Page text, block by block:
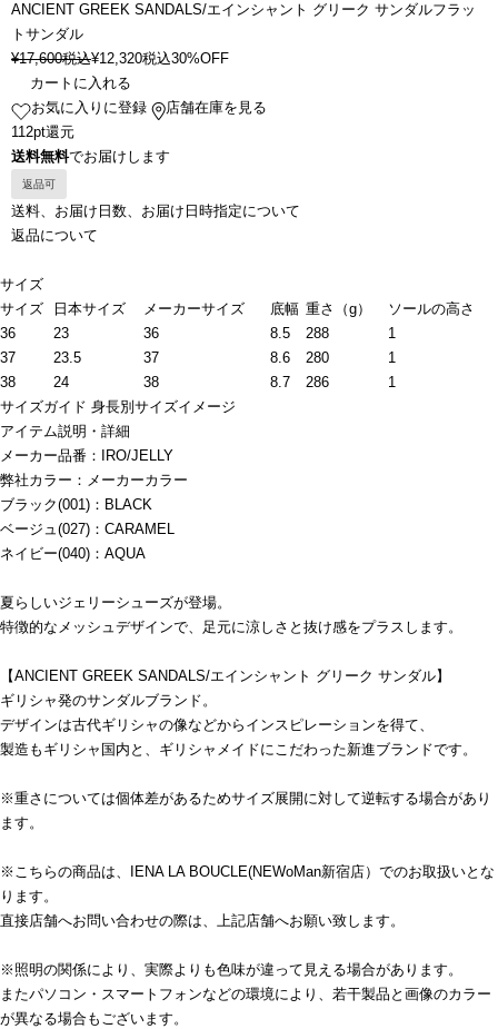
ANCIENT GREEK SANDALS/エインシャント グリーク サンダルフラッ
トサンダル
¥17,600税込¥12,320税込30%OFF
カートに入れる
お気に入りに登録
店舗在庫を見る
112pt還元
送料無料でお届けします
返品可
送料、お届け日数、お届け日時指定について
返品について
サイズ
サイズ
日本サイズ メーカーサイズ 底幅 重さ（g）
ソールの高さ
36
23 36 8.5 288
1
37
23.5 37 8.6 280
1
38
24 38 8.7 286
1
サイズガイド 身長別サイズイメージ
アイテム説明・詳細
メーカー品番：IRO/JELLY
弊社カラー：メーカーカラー
ブラック(001)：BLACK
ベージュ(027)：CARAMEL
ネイビー(040)：AQUA
夏らしいジェリーシューズが登場。
特徴的なメッシュデザインで、足元に涼しさと抜け感をプラスします。
【ANCIENT GREEK SANDALS/エインシャント グリーク サンダル】
ギリシャ発のサンダルブランド。
デザインは古代ギリシャの像などからインスピレーションを得て、
製造もギリシャ国内と、ギリシャメイドにこだわった新進ブランドです。
※重さについては個体差があるためサイズ展開に対して逆転する場合があり
ます。
※こちらの商品は、IENA LA BOUCLE(NEWoMan新宿店）でのお取扱いとな
ります。
直接店舗へお問い合わせの際は、上記店舗へお願い致します。
※照明の関係により、実際よりも色味が違って見える場合があります。
またパソコン・スマートフォンなどの環境により、若干製品と画像のカラー
が異なる場合もございます。